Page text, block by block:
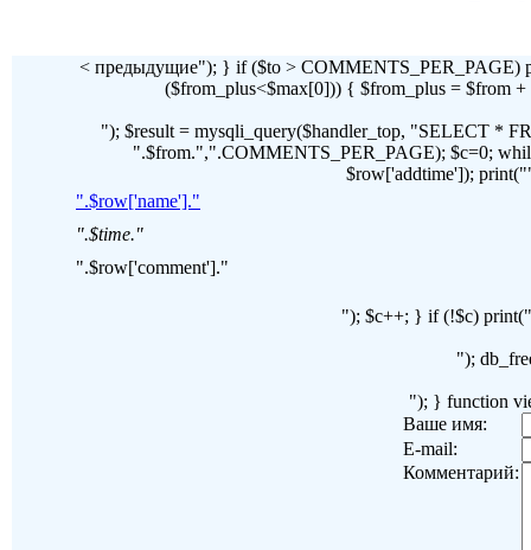
< предыдущие"); } if ($to > COMMENTS_PER_PAGE)
($from_plus<$max[0])) { $from_plus = $from
"); $result = mysqli_query($handler_top, "SELECT *
".$from.",".COMMENTS_PER_PAGE); $c=0;
$row['addtime']);
".$row['name']."
".$time."
".$row['comment']."
"); $c++; } if (!$c)
");
"); } function
Ваше имя:
E-mail:
Комментарий: